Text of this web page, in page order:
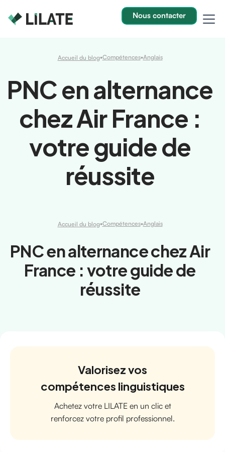
Nous contacter
Accueil du blog•Compétences•Anglais
PNC en alternance
chez Air France :
votre guide de
réussite
Accueil du blog•Compétences•Anglais
PNC en alternance chez Air
France : votre guide de
réussite
Valorisez vos
compétences linguistiques
Achetez votre LILATE en un clic et
renforcez votre profil professionnel.